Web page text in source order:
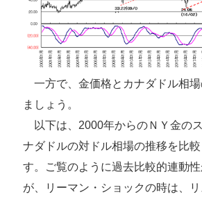
一方で、金価格とカナダドル相
ましょう。
以下は、2000年からのＮＹ金の
ナダドルの対ドル相場の推移を比
す。ご覧のように過去比較的連動
が、リーマン・ショックの時は、